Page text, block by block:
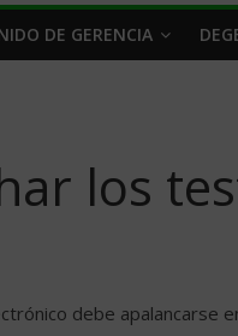
DE GERENCIA
los
debe apalancarse